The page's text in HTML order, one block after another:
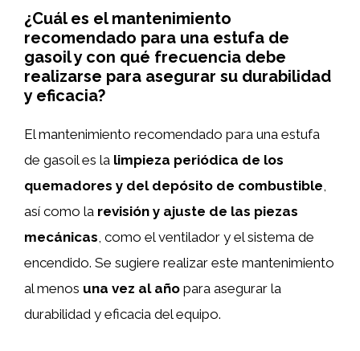
¿Cuál es el mantenimiento
recomendado para una estufa de
gasoil y con qué frecuencia debe
realizarse para asegurar su durabilidad
y eficacia?
El mantenimiento recomendado para una estufa
de gasoil es la limpieza periódica de los
quemadores y del depósito de combustible
así como la revisión y ajuste de las piezas
mecánicas , como el ventilador y el sistema de
encendido. Se sugiere realizar este mantenimiento
al menos una vez al año para asegurar la
durabilidad y eficacia del equipo.